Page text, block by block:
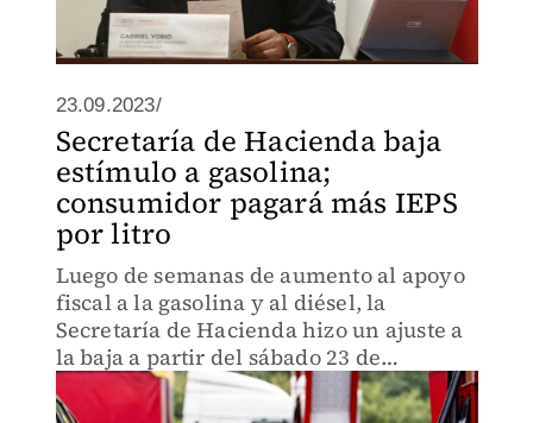
23.09.2023/
Secretaría de Hacienda baja
estímulo a gasolina;
consumidor pagará más IEPS
por litro
Luego de semanas de aumento al apoyo
fiscal a la gasolina y al diésel, la
Secretaría de Hacienda hizo un ajuste a
la baja a partir del sábado 23 de
septiembre.